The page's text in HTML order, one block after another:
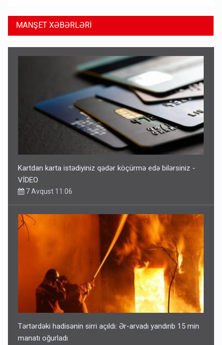
MANŞET XƏBƏRLƏRİ
Kartdan karta istədiyiniz qədər köçürmə edə bilərsiniz -
VİDEO
7 Avqust 11:06
Tərtərdəki hadisənin sirri açıldı: Ər-arvadı yandırıb 15 min
manatı oğurladı